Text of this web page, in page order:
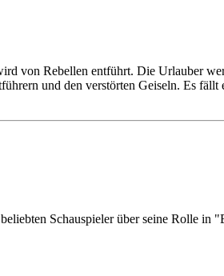
von Rebellen entführt. Die Urlauber
und den verstörten Geiseln. Es fällt
Schauspieler über seine Rolle in